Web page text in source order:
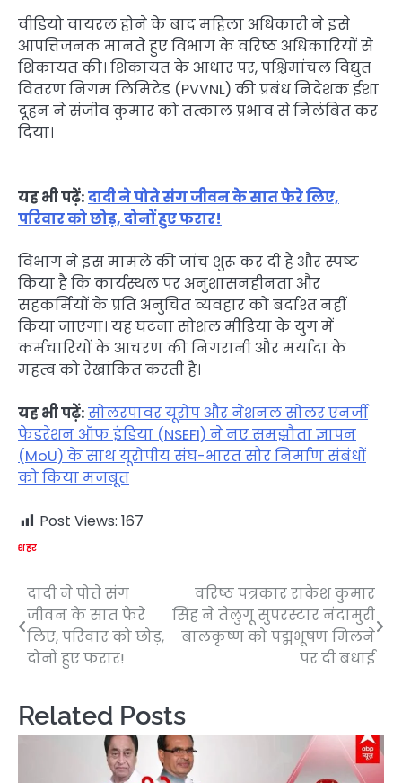
वीडियो वायरल होने के बाद महिला अधिकारी ने इसे
आपत्तिजनक मानते हुए विभाग के वरिष्ठ अधिकारियों से
शिकायत की। शिकायत के आधार पर, पश्चिमांचल विद्युत
वितरण निगम लिमिटेड (PVVNL) की प्रबंध निदेशक ईशा
दूहन ने संजीव कुमार को तत्काल प्रभाव से निलंबित कर
दिया।
यह भी पढ़ें:दादी ने पोते संग जीवन के सात फेरे लिए,
परिवार को छोड़, दोनों हुए फरार!
विभाग ने इस मामले की जांच शुरू कर दी है और स्पष्ट
किया है कि कार्यस्थल पर अनुशासनहीनता और
सहकर्मियों के प्रति अनुचित व्यवहार को बर्दाश्त नहीं
किया जाएगा। यह घटना सोशल मीडिया के युग में
कर्मचारियों के आचरण की निगरानी और मर्यादा के
महत्व को रेखांकित करती है।
यह भी पढ़ें:सोलरपावर यूरोप और नेशनल सोलर एनर्जी
फेडरेशन ऑफ इंडिया (NSEFI) ने नए समझौता ज्ञापन
(MoU) के साथ यूरोपीय संघ-भारत सौर निर्माण संबंधों
को किया मजबूत
Post Views: 167
शहर
Post
navigation
दादी ने पोते संग
जीवन के सात फेरे
लिए, परिवार को छोड़,
दोनों हुए फरार!
वरिष्ठ पत्रकार राकेश कुमार
सिंह ने तेलुगू सुपरस्टार नंदामुरी
बालकृष्ण को पद्मभूषण मिलने
पर दी बधाई
Related Posts